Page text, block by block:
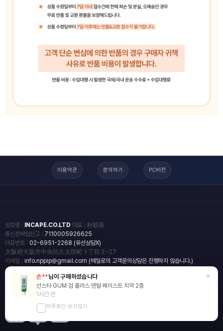
이용약관 문의하기 PC버전
상호명 : INCAPE.CO.LTD 대표 : 朴順基
통신판매업신고 : 7110005926625
대표번호 : 02-6951-2268 (유선상담X)
大阪府大阪市中央区久太郎町１丁目２−27
이메일 : info.nppip@gmail.com (메일로의 고객문의상담은 진행하지 않습니다.)
copyright
일본직구쇼핑몰 엔핍
2018 All rights reserved.
blog
손**님이 구매하셨습니다
선스타 GUM 검 플러스 덴탈 페이스트 치약 2종
1시간 전
하루동안 보지않기
×